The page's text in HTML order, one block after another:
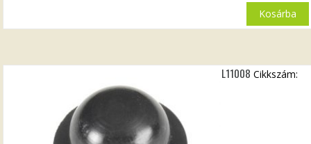
Kosárba
L11008 Cikkszám: